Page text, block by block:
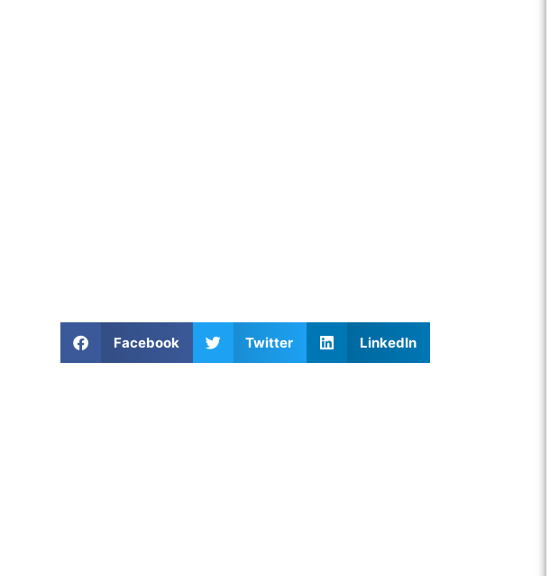
Facebook Twitter LinkedIn